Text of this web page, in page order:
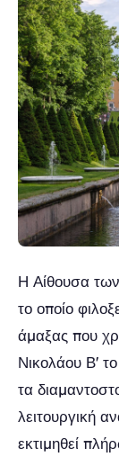
Η Αίθουσα
το οποίο
άμαξας που
Νικολάου Β'
τα
λειτουργική
εκτιμηθεί